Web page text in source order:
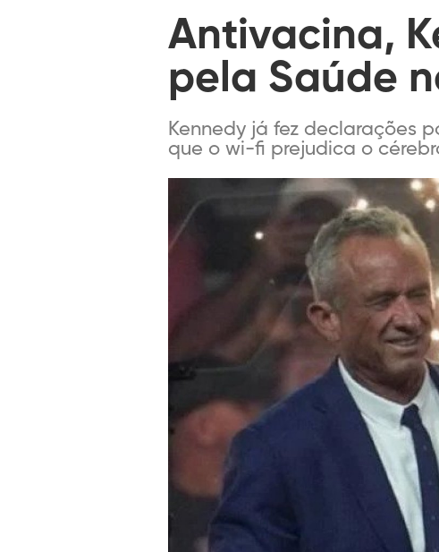
Antivacina,
pela Saúde
Kennedy já fez declarações
que o wi-fi prejudica o